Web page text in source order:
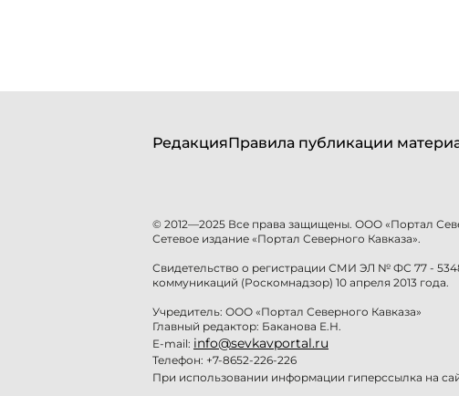
РедакцияПравила публикации
© 2012—2025 Все права защищены. ООО «Портал
Сетевое издание «Портал Северного Кавказа».
Свидетельство о регистрации СМИ ЭЛ № ФС 77 -
коммуникаций (Роскомнадзор) 10 апреля 2013 года.
Учредитель: ООО «Портал Северного Кавказа»
Главный редактор: Баканова Е.Н.
E-mail: info@sevkavportal.ru
Телефон: +7-8652-226-226
При использовании информации гиперссылка на